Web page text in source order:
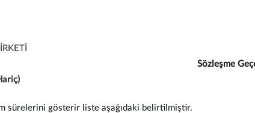
Sözleşme
sürelerini gösterir liste aşağıdaki belirtilmiştir.